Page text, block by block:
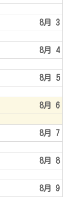
8月 3
8月 4
8月 5
8月 6
8月 7
8月 8
8月 9